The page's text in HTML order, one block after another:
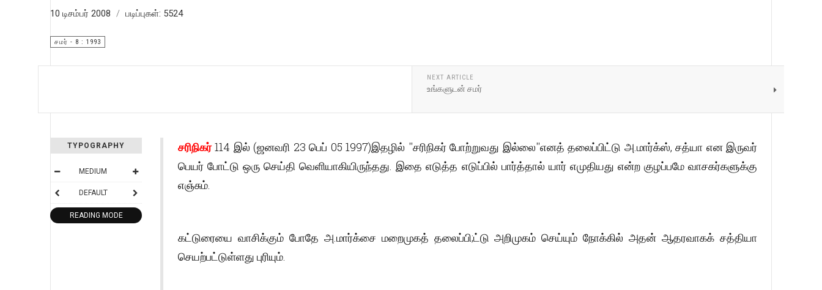
10 டிசம்பர் 2008 படிப்புகள்: 5524
சமர் - 8 : 1993
NEXT ARTICLE
உங்களுடன் சமர்
TYPOGRAPHY
MEDIUM
DEFAULT
READING MODE
சரிநிகர்114 இல் (ஜனவரி 23 பெப் 05 1997)இதழில் ''சரிநிகர் போற்றுவது இல்லை''எனத் தலைப்பிட்டு அ.மார்க்ஸ், சத்யா என இருவர்
பெயர் போட்டு ஒரு செய்தி வெளியாகியிருந்தது. இதை எடுத்த எடுப்பில் பார்த்தால் யார் எமுதியது என்ற குழப்பமே வாசகர்களுக்கு
எஞ்சும்.
கட்டுரையை வாசிக்கும் போதே அ.மார்க்சை மறைமுகத் தலைப்பி;ட்டு அறிமுகம் செய்யும் நோக்கில் அதன் ஆதரவாகக் சத்தியா
செயற்பட்டுள்ளது புரியும்.